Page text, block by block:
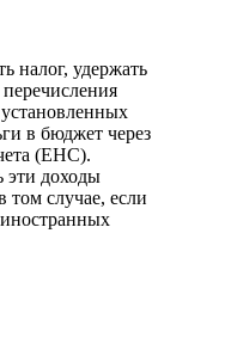
налог, удержать
в бюджет через
(ЕНС).
эти доходы
том случае, если